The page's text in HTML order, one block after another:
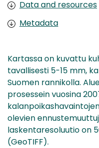
Data and resources
Metadata
Kartassa on kuvattu
tavallisesti 5-15 mm,
Suomen rannikolla.
prosessein vuosina
olevien
laskentaresoluutio on
(GeoTIFF).